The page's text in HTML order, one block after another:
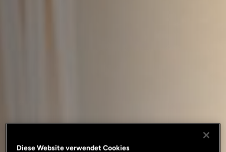
Diese Website verwendet Cookies